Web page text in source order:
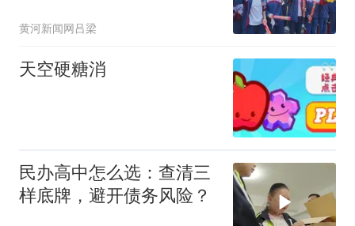
黄河新闻网吕梁
天空硬糖消
民办高中怎么选：查清三
样底牌，避开债务风险？